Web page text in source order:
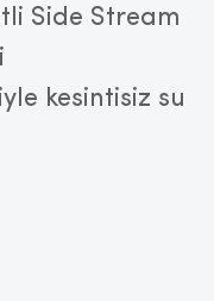
Side Stream
kesintisiz su